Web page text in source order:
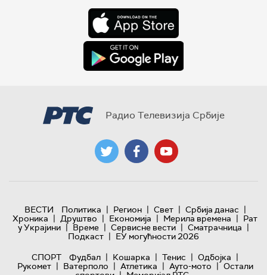
Радио Телевизија Србије
ВЕСТИ Политика | Регион | Свет | Србија данас |
Хроника | Друштво | Економија | Мерила времена | Рат
у Украјини | Време | Сервисне вести | Сматрачница |
Подкаст | ЕУ могућности 2026
СПОРТ
Фудбал | Кошарка | Тенис | Одбојка |
Рукомет | Ватерполо | Атлетика | Ауто-мото | Остали